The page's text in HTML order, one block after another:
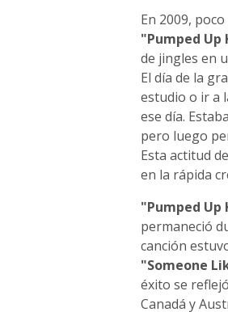
En 2009,
"Pumped Up
de jingles en
El día de la
estudio o ir a
ese día.
pero luego
Esta actitud
en la rápida
"Pumped Up
permaneció
canción
"Someone
éxito se
Canadá y